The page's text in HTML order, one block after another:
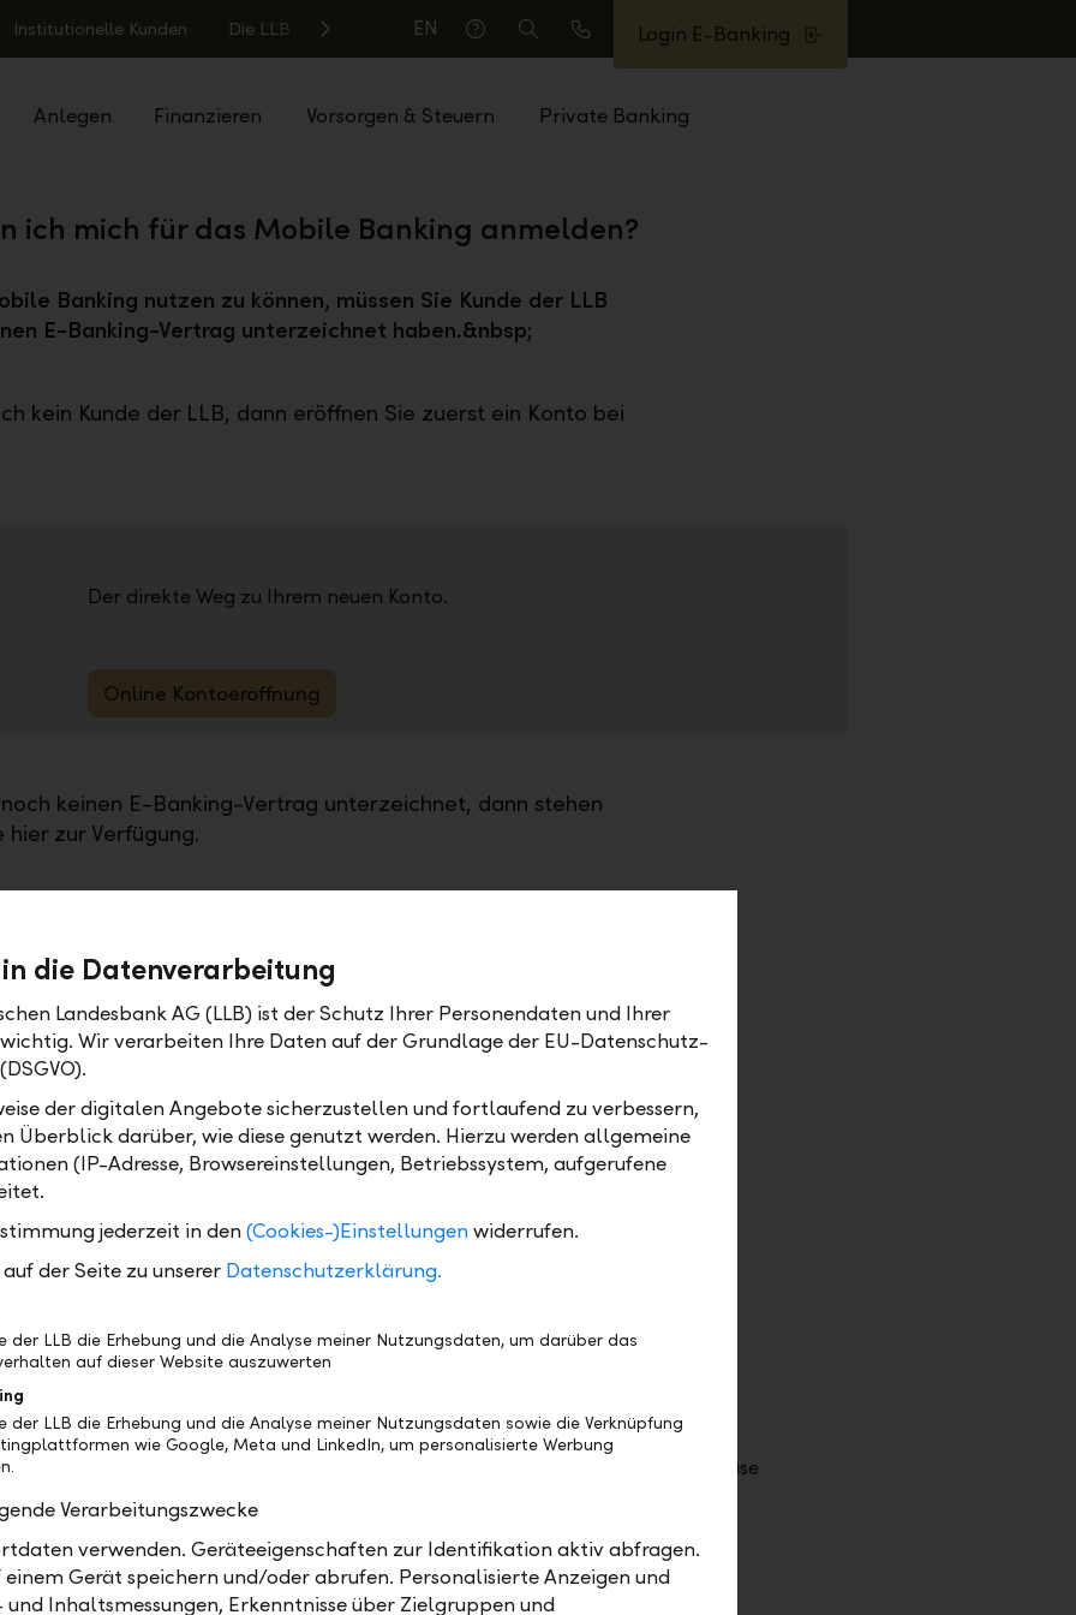
Institutionelle Kunden Die LLB
EN
Hilfe
Suche
Anrufen
Login E-Banking
Anlegen Finanzieren Vorsorgen & Steuern Private Banking
ich mich für das Mobile Banking anmelden?
Banking nutzen zu können, müssen Sie Kunde der LLB
E-Banking-Vertrag unterzeichnet haben.&nbsp;
kein Kunde der LLB, dann eröffnen Sie zuerst ein Konto bei
Der direkte Weg zu Ihrem neuen Konto.
Online Kontoeröffnung
keinen E-Banking-Vertrag unterzeichnet, dann stehen
hier zur Verfügung.
Vertrag für
Personen und
PDF
muss im LLB Online Banking Benutzermenü unter dem
"Meine Apps / Mobile Banking" die Registrierung durchgeführt
ist kein separater Vertrag für das Mobile Banking
die Datenverarbeitung
Landesbank AG (LLB) ist der Schutz Ihrer Personendaten und Ihrer
Wir verarbeiten Ihre Daten auf der Grundlage der EU-Datenschutz-
der digitalen Angebote sicherzustellen und fortlaufend zu verbessern,
Überblick darüber, wie diese genutzt werden. Hierzu werden allgemeine
(IP-Adresse, Browsereinstellungen, Betriebssystem, aufgerufene
jederzeit in den(Cookies-)Einstellungenwiderrufen.
der Seite zu unserer Datenschutzerklärung.
der LLB die Erhebung und die Analyse meiner Nutzungsdaten, um darüber das
auf dieser Website auszuwerten
der LLB die Erhebung und die Analyse meiner Nutzungsdaten sowie die Verknüpfung
wie Google, Meta und LinkedIn, um personalisierte Werbung
Verarbeitungszwecke
verwenden. Geräteeigenschaften zur Identifikation aktiv abfragen.
Gerät speichern und/oder abrufen. Personalisierte Anzeigen und
Inhaltsmessungen, Erkenntnisse über Zielgruppen und